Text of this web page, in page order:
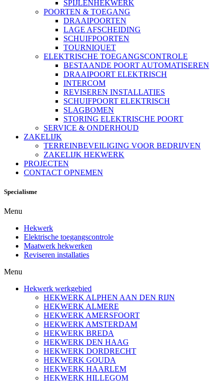
SPIJLENHEKWERK
POORTEN & TOEGANG
DRAAIPOORTEN
LAGE AFSCHEIDING
SCHUIFPOORTEN
TOURNIQUET
ELEKTRISCHE TOEGANGSCONTROLE
BESTAANDE POORT AUTOMATISEREN
DRAAIPOORT ELEKTRISCH
INTERCOM
REVISEREN INSTALLATIES
SCHUIFPOORT ELEKTRISCH
SLAGBOMEN
STORING ELEKTRISCHE POORT
SERVICE & ONDERHOUD
ZAKELIJK
TERREINBEVEILIGING VOOR BEDRIJVEN
ZAKELIJK HEKWERK
PROJECTEN
CONTACT OPNEMEN
Specialisme
Menu
Hekwerk
Elektrische toegangscontrole
Maatwerk hekwerken
Reviseren installaties
Menu
Hekwerk werkgebied
HEKWERK ALPHEN AAN DEN RIJN
HEKWERK ALMERE
HEKWERK AMERSFOORT
HEKWERK AMSTERDAM
HEKWERK BREDA
HEKWERK DEN HAAG
HEKWERK DORDRECHT
HEKWERK GOUDA
HEKWERK HAARLEM
HEKWERK HILLEGOM